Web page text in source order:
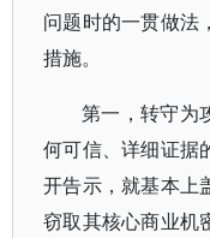
问题时的一贯做法
措施。
第一，转守为
何可信、详细证据
开告示，就基本上
窃取其核心商业机